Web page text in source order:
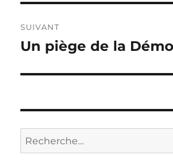
SUIVANT
Publication
Un piège de la Démo
Recherche
pour :